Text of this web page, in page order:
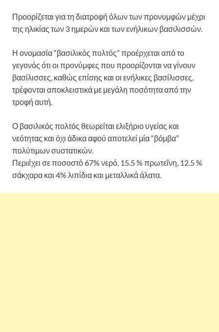
Προορίζεται για τη διατροφή όλων των προνυμφών μέχρι
της ηλικίας των 3 ημερών και των ενήλικων βασιλισσών.
Η ονομασία “βασιλικός πολτός” προέρχεται από το
γεγονός ότι οι προνύμφες που προορίζονται να γίνουν
βασίλισσες, καθώς επίσης και οι ενήλικες βασίλισσες,
τρέφονται αποκλειστικά με μεγάλη ποσότητα από την
τροφή αυτή.
Ο βασιλικός πολτός θεωρείται ελιξήριο υγείας και
νεότητας και όχι άδικα αφού αποτελεί μία “βόμβα”
πολύτιμων συστατικών.
Περιέχει σε ποσοστό 67% νερό, 15.5 % πρωτεΐνη, 12.5 %
σάκχαρα και 4% λιπίδια και μεταλλικά άλατα.